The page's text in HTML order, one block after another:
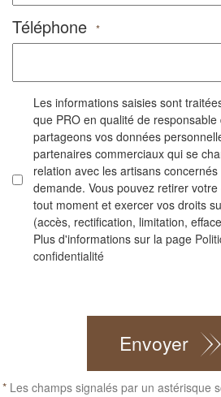
Téléphone *
Les informations saisies sont
que PRO en qualité de
partageons vos données
partenaires commerciaux qui se
relation avec les artisans
demande. Vous pouvez retirer
tout moment et exercer vos droits
(accès, rectification, limitation,
Plus d'informations sur la page
confidentialité
Envoyer
*Les champs signalés par un astérisque